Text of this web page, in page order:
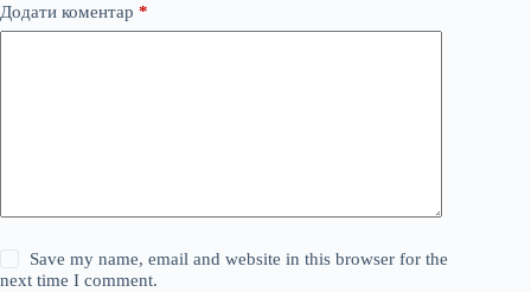
Додати коментар *
Save my name, email and website in this browser for the
next time I comment.